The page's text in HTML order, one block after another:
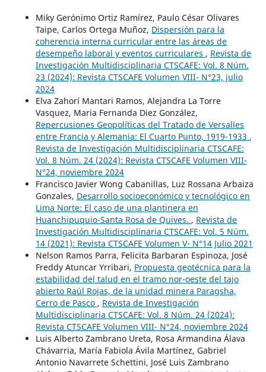
Miky Gerónimo Ortiz Ramírez, Paulo César Olivares
Taipe, Carlos Ortega Muñoz, Dispersión para la
coherencia interna curricular entre las áreas de
desempeño laboral y eventos curriculares , Revista de
Investigación Multidisciplinaria CTSCAFE: Vol. 8 Núm.
23 (2024): Revista CTSCAFE Volumen VIII- N°23, julio
2024
Elva Zahorí Mantari Ramos, Alejandra La Torre
Vasquez, Maria Fernanda Diez González,
Repercusiones Geopolíticas del Tratado de Versalles
entre Francia y Alemania: El Cuarto Punto, 1919-1933 ,
Revista de Investigación Multidisciplinaria CTSCAFE:
Vol. 8 Núm. 24 (2024): Revista CTSCAFE Volumen VIII-
N°24, noviembre 2024
Francisco Javier Wong Cabanillas, Luz Rossana Arbaiza
Gonzales, Desarrollo socioeconómico y tecnológico en
Lima Norte: El caso de una plantinera en
Huanchipuquio-Santa Rosa de Quives. , Revista de
Investigación Multidisciplinaria CTSCAFE: Vol. 5 Núm.
14 (2021): Revista CTSCAFE Volumen V- N°14 Julio 2021
Nelson Ramos Parra, Felicita Barbaran Espinoza, José
Freddy Atuncar Yrribari, Propuesta geotécnica para la
estabilidad del talud en el tramo nor-oeste del tajo
abierto Raúl Rojas, de la unidad minera Paragsha,
Cerro de Pasco , Revista de Investigación
Multidisciplinaria CTSCAFE: Vol. 8 Núm. 24 (2024):
Revista CTSCAFE Volumen VIII- N°24, noviembre 2024
Luis Alberto Zambrano Ureta, Rosa Armandina Álava
Chávarria, María Fabiola Ávila Martínez, Gabriel
Antonio Navarrete Schettini, José Luis Zambrano